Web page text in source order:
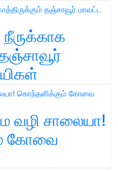
வழி சாலையா!
கோவை